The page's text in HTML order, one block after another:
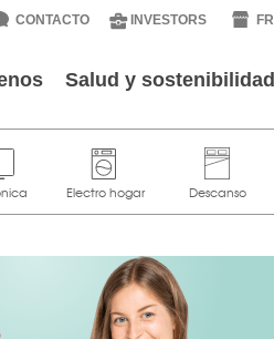
CONTACTO INVESTORS
Salud y sostenibilidad